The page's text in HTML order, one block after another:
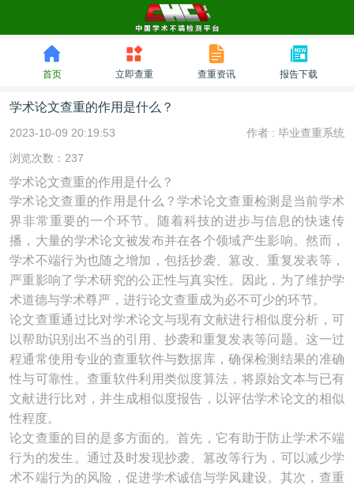
首页 立即查重 查重资讯 报告下载
学术论文查重的作用是什么？
2023-10-09 20:19:53 作者 : 毕业查重系统
浏览次数：237
学术论文查重的作用是什么？
学术论文查重的作用是什么？学术论文查重检测是当前学术
界非常重要的一个环节。随着科技的进步与信息的快速传
播，大量的学术论文被发布并在各个领域产生影响。然而，
学术不端行为也随之增加，包括抄袭、篡改、重复发表等，
严重影响了学术研究的公正性与真实性。因此，为了维护学
术道德与学术尊严，进行论文查重成为必不可少的环节。
论文查重通过比对学术论文与现有文献进行相似度分析，可
以帮助识别出不当的引用、抄袭和重复发表等问题。这一过
程通常使用专业的查重软件与数据库，确保检测结果的准确
性与可靠性。查重软件利用类似度算法，将原始文本与已有
文献进行比对，并生成相似度报告，以评估学术论文的相似
性程度。
论文查重的目的是多方面的。首先，它有助于防止学术不端
行为的发生。通过及时发现抄袭、篡改等行为，可以减少学
术不端行为的风险，促进学术诚信与学风建设。其次，查重